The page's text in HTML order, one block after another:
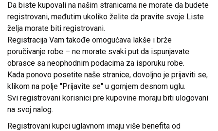
Da biste kupovali na našim stranicama ne morate da budete
registrovani, međutim ukoliko želite da pravite svoje Liste
želja morate biti registrovani.
Registracija Vam takođe omogućava lakše i brže
poručivanje robe – ne morate svaki put da ispunjavate
obrasce sa neophodnim podacima za isporuku robe.
Kada ponovo posetite naše stranice, dovoljno je prijaviti se,
klikom na polje "Prijavite se" u gornjem desnom uglu.
Svi registrovani korisnici pre kupovine moraju biti ulogovani
na svoj nalog.
Registrovani kupci uglavnom imaju više benefita od